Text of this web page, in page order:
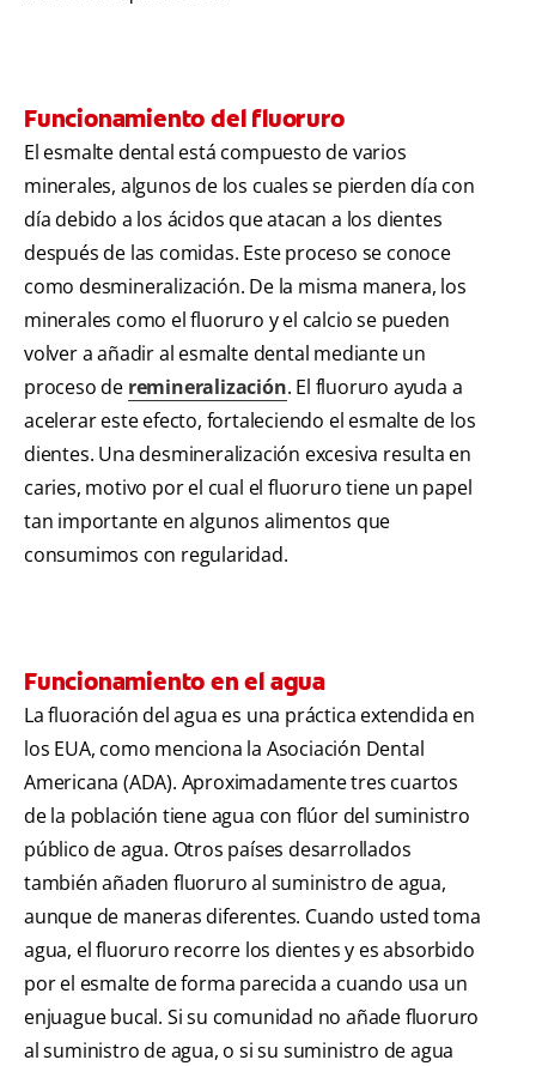
Funcionamiento del fluoruro
El esmalte dental está compuesto de varios
minerales, algunos de los cuales se pierden día con
día debido a los ácidos que atacan a los dientes
después de las comidas. Este proceso se conoce
como desmineralización. De la misma manera, los
minerales como el fluoruro y el calcio se pueden
volver a añadir al esmalte dental mediante un
proceso de remineralización. El fluoruro ayuda a
acelerar este efecto, fortaleciendo el esmalte de los
dientes. Una desmineralización excesiva resulta en
caries, motivo por el cual el fluoruro tiene un papel
tan importante en algunos alimentos que
consumimos con regularidad.
Funcionamiento en el agua
La fluoración del agua es una práctica extendida en
los EUA, como menciona la Asociación Dental
Americana (ADA). Aproximadamente tres cuartos
de la población tiene agua con flúor del suministro
público de agua. Otros países desarrollados
también añaden fluoruro al suministro de agua,
aunque de maneras diferentes. Cuando usted toma
agua, el fluoruro recorre los dientes y es absorbido
por el esmalte de forma parecida a cuando usa un
enjuague bucal. Si su comunidad no añade fluoruro
al suministro de agua, o si su suministro de agua